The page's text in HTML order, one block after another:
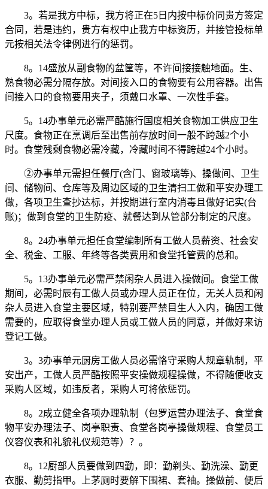
3。若是我方中标，我方将正在5日内按中标价同贵方签定
合同，若是违约，贵方有权中止我方中标资历，并接管投标单
元按相关法令律例进行的惩罚。
8。14盛放从副食物的盆筐等，不许间接接触地面。生、
熟食物必需分隔存放。对间接入口的食物要有公用容器。出售
间接入口的食物要用夹子，须戴口水罩、一次性手套。
5。14办事单元必需严酷施行国度相关食物加工供应卫生
尺度。食物正在烹调后至出售前存放时间一般不跨越2个小
时。食堂残剩食物必需冷藏，冷藏时间不得跨越24个小时。
②办事单元需担任餐厅(含门、窗玻璃等)、操做间、卫生
间、储物间、仓库等及周边区域的卫生清扫工做和平安办理工
做，各项卫生查抄达标，并按期进行室内消毒且做好记实(台
账)；做到食堂的卫生防疫、就餐达到从管部分制定的尺度。
8。24办事单元担任食堂编制所有工做人员薪资、社会安
全、税金、工服、年终等各类费用和食堂托管费的总和。
5。13办事单元必需严禁闲杂人员进入操做间。食堂工做
期间，必需时辰有工做人员或办理人员正在位，无关人员和闲
杂人员进入食堂主要区域，特别要严禁目生人入内，确因工做
需要的，应取得食堂办理人员或工做人员的同意，并做好来访
登记工做。
3。3办事单元厨房工做人员必需恪守采购人规章轨制，平
安出产，工做人员严酷按照平安操做规程操做，不得随便收支
采购人区域，如违反者，采购人可将依惩罚。
8。2成立健全各项办理轨制（包罗运营办理法子、食堂食
物平安办理法子、岗亭职责、食堂各岗亭操做规程、食堂员工
仪容仪表和礼貌礼仪规范等）？。
8。12厨部人员要做到四勤，即：勤剃头、勤洗澡、勤更
衣服、勤剪指甲。上茅厕时要解下围裙、套袖。操做前、便后